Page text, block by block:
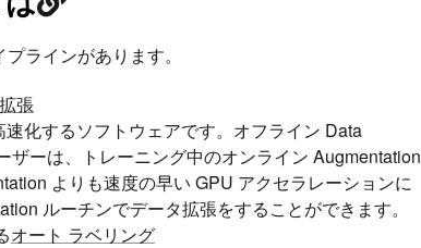
ラインがあります。
張
化するソフトウェアです。オフライン Data
ザーは、トレーニング中のオンライン Augmentation
よりも速度の早い GPU アクセラレーションに
ルーチンでデータ拡張をすることができます。
オート ラベリング